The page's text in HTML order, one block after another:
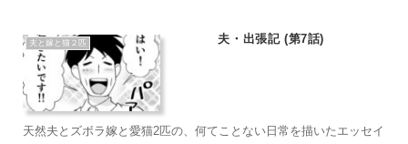
えん坊のもふもふ こぶ茶：抱っこが大好きラグドール。遊びへの欲
求がすごい。やりたい放題のバ…やんちゃ坊主
夫と嫁と猫２匹 夫・出張記 (第7話)
天然夫とズボラ嫁と愛猫2匹の、何てことない日常を描いたエッセイ